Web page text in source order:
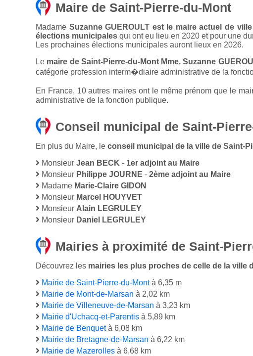
Maire de Saint-Pierre-du-Mont
Madame Suzanne GUEROULT est le maire actuel de
élections municipales qui ont eu lieu en 2020 et pour une
Les prochaines élections municipales auront lieux en 2026.
Le maire de Saint-Pierre-du-Mont Mme. Suzanne
catégorie profession interm�diaire administrative de la
En France, 10 autres maires ont le même prénom que le
administrative de la fonction publique.
Conseil municipal de Saint-
En plus du Maire, le conseil municipal de la ville de Saint-
Monsieur Jean BECK - 1er adjoint au Maire
Monsieur Philippe JOURNE - 2ème adjoint au Maire
Madame Marie-Claire GIDON
Monsieur Marcel HOUYVET
Monsieur Alain LEGRULEY
Monsieur Daniel LEGRULEY
Mairies à proximité de Saint-
Découvrez les mairies les plus proches de celle de la ville
Mairie de Saint-Pierre-du-Montà 6,35 m
Mairie de Mont-de-Marsan à 2,02 km
Mairie de Villeneuve-de-Marsan à 3,23 km
Mairie d'Uchacq-et-Parentis à 5,89 km
Mairie de Benquetà 6,08 km
Mairie de Bretagne-de-Marsan à 6,22 km
Mairie de Mazerolles à 6,68 km